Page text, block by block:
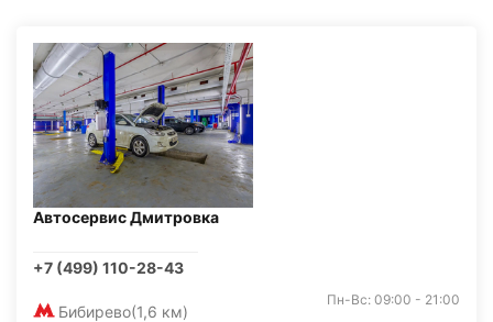
Автосервис Дмитровка
+7 (499) 110-28-43
Бибирево(1,6 км)
Пн-Вс: 09:00 - 21:00